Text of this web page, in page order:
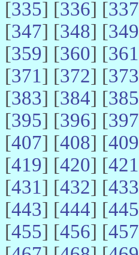
[335] [336] [337
[347] [348] [349
[359] [360] [361
[371] [372] [373
[383] [384] [385
[395] [396] [397
[407] [408] [409
[419] [420] [421
[431] [432] [433
[443] [444] [445
[455] [456] [457